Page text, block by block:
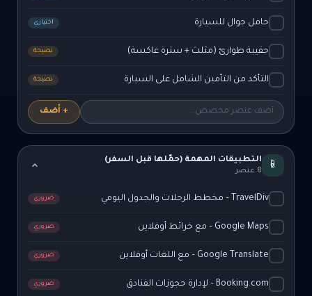
حامل جوال للسيارة اختياري
حقيبة طوارئ (مثلث + سترة عاكسة) نصيحة
التأكد من التأمين الشامل على السيارة نصيحة
+ أضف
📱
التطبيقات المهمة (حمّلها قبل السفر)
8 عنصر
TravelDiv – مخطط الرحلات والجدول اليومي ضروري
Google Maps – مع خرائط أوفلاين ضروري
Google Translate – مع اللغات أوفلاين ضروري
Booking.com – لإدارة حجوزات الفنادق ضروري